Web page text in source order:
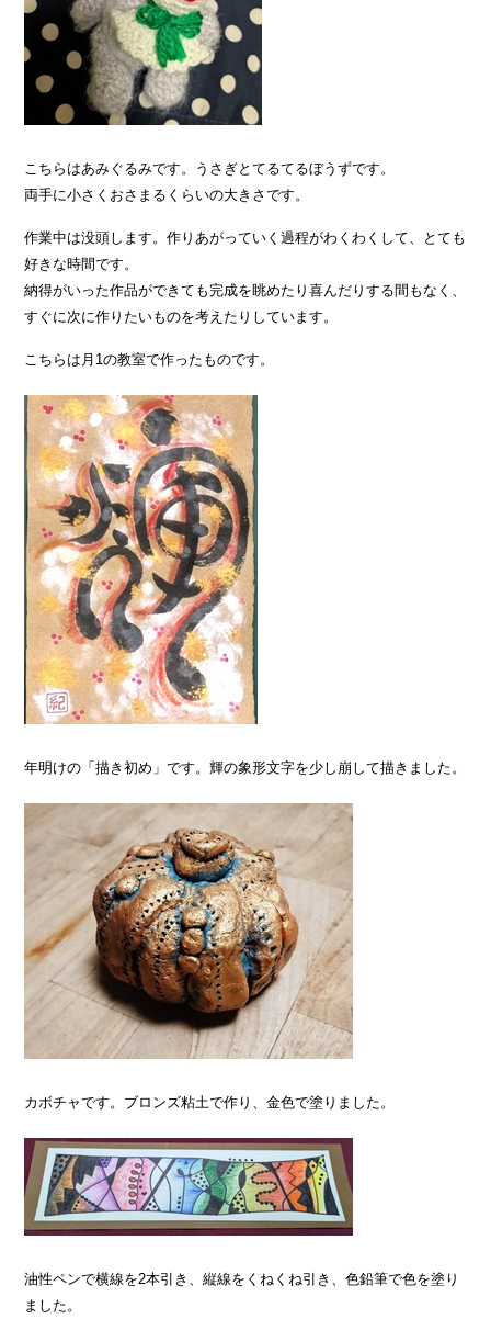
こちらはあみぐるみです。うさぎとてるてるぼうずです。
両手に小さくおさまるくらいの大きさです。
作業中は没頭します。作りあがっていく過程がわくわくして、とても
好きな時間です。
納得がいった作品ができても完成を眺めたり喜んだりする間もなく、
すぐに次に作りたいものを考えたりしています。
こちらは月1の教室で作ったものです。
年明けの「描き初め」です。輝の象形文字を少し崩して描きました。
カボチャです。ブロンズ粘土で作り、金色で塗りました。
油性ペンで横線を2本引き、縦線をくねくね引き、色鉛筆で色を塗り
ました。